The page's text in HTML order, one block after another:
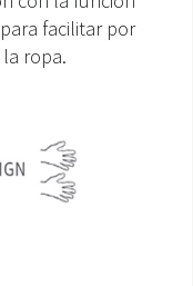
facilitar por
ropa.